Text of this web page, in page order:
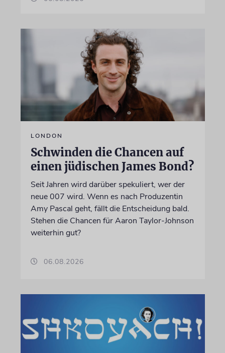
LONDON
Schwinden die Chancen auf
einen jüdischen James Bond?
Seit Jahren wird darüber spekuliert, wer der
neue 007 wird. Wenn es nach Produzentin
Amy Pascal geht, fällt die Entscheidung bald.
Stehen die Chancen für Aaron Taylor-Johnson
weiterhin gut?
06.08.2026